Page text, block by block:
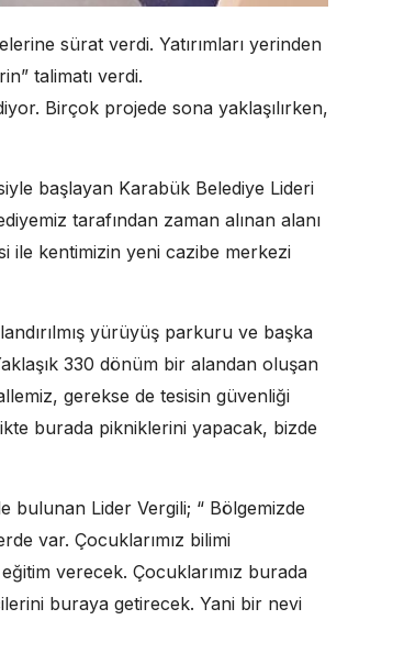
sürat verdi. Yatırımları yerinden
talimatı verdi.
Birçok projede sona yaklaşılırken,
başlayan Karabük Belediye Lideri
tarafından zaman alınan alanı
ile kentimizin yeni cazibe merkezi
yürüyüş parkuru ve başka
330 dönüm bir alandan oluşan
gerekse de tesisin güvenliği
burada pikniklerini yapacak, bizde
bulunan Lider Vergili; “ Bölgemizde
var. Çocuklarımız bilimi
verecek. Çocuklarımız burada
buraya getirecek. Yani bir nevi